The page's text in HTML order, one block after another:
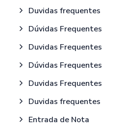
Duvidas frequentes
Dúvidas Frequentes
Duvidas Frequentes
Dúvidas Frequentes
Duvidas Frequentes
Duvidas frequentes
Entrada de Nota